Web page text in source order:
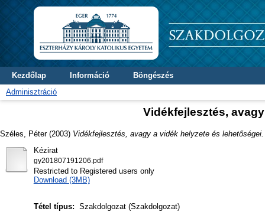
Kezdőlap Információ
Böngészés
Adminisztráció
Vidékfejlesztés,
Széles, Péter(2003) Vidékfejlesztés, avagy a vidék helyzete és lehetőségei.
Kézirat
gy201807191206.pdf
Restricted to Registered users only
Download (3MB)
Tétel típus: Szakdolgozat (Szakdolgozat)